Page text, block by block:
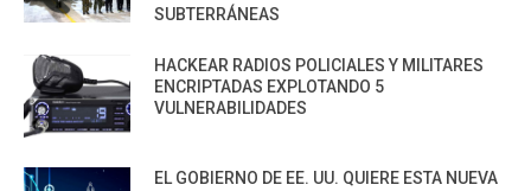
SUBTERRÁNEAS
HACKEAR RADIOS POLICIALES Y MILITARES
ENCRIPTADAS EXPLOTANDO 5
VULNERABILIDADES
EL GOBIERNO DE EE. UU. QUIERE ESTA NUEVA